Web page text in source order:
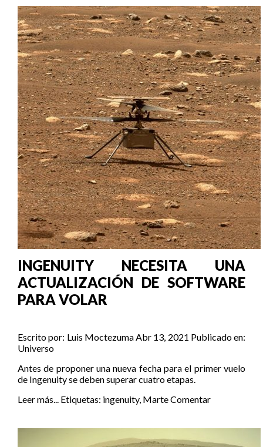
INGENUITY NECESITA UNA
ACTUALIZACIÓN DE SOFTWARE
PARA VOLAR
Escrito por: Luis MoctezumaAbr 13, 2021 Publicado en:
Universo
Antes de proponer una nueva fecha para el primer vuelo
de Ingenuity se deben superar cuatro etapas.
Leer más... Etiquetas: ingenuity, MarteComentar